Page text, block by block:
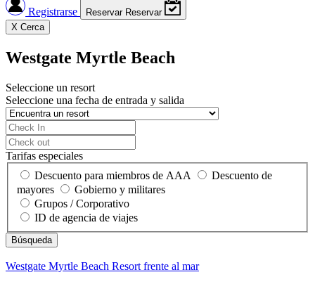
Registrarse Reservar Reservar
X Cerca
Westgate Myrtle Beach
Seleccione un resort
Seleccione una fecha de entrada y salida
Tarifas especiales
Descuento para miembros de AAA
Descuento de
mayores
Gobierno y militares
Grupos / Corporativo
ID de agencia de viajes
Westgate Myrtle Beach Resort frente al mar